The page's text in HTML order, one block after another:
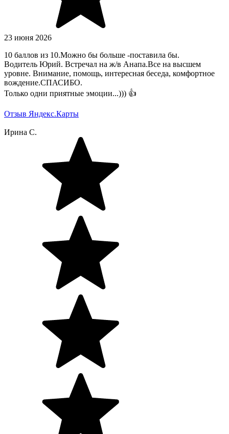
23 июня 2026
10 баллов из 10.Можно бы больше -поставила бы.
Водитель Юрий. Встречал на ж/в Анапа.Все на высшем
уровне. Внимание, помощь, интересная беседа, комфортное
вождение.СПАСИБО.
Только одни приятные эмоции...))) 👍
Отзыв Яндекс.Карты
Ирина С.